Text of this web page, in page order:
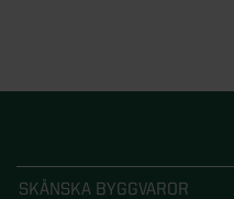
SKÅNSKA BYGGVAROR